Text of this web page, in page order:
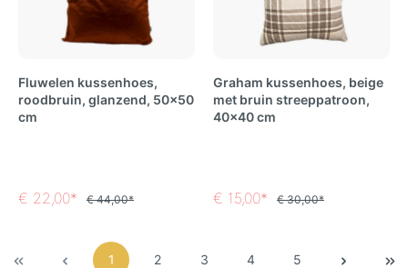
Fluwelen kussenhoes,
roodbruin, glanzend, 50x50
cm
€ 22,00* € 44,00*
Graham kussenhoes, beige
met bruin streeppatroon,
40x40 cm
€ 15,00* € 30,00*
1 2 3 4 5